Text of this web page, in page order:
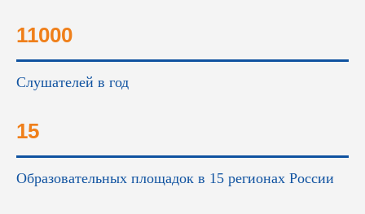
11000
Слушателей в год
15
Образовательных площадок в 15 регионах России